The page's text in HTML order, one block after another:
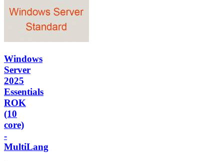
Windows
Server
2025
Essentials
ROK
(10
core)
-
MultiLang